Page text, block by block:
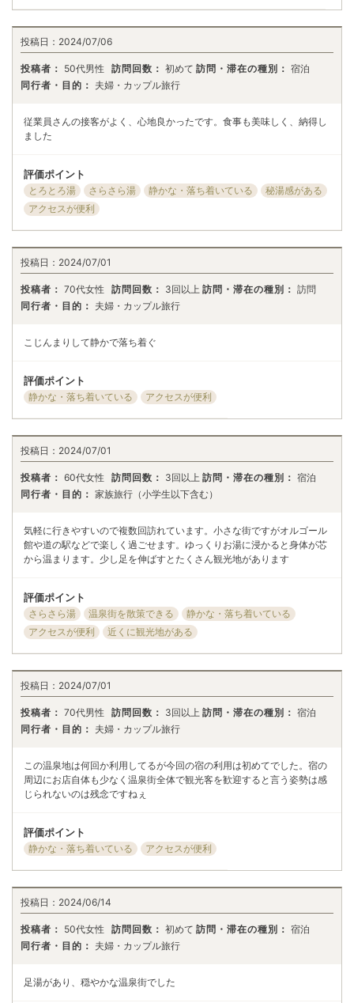
投稿日： 2024/07/06
投稿者： 50代男性 訪問回数： 初めて 訪問・滞在の種別： 宿泊
同行者・目的： 夫婦・カップル旅行
従業員さんの接客がよく、心地良かったです。食事も美味しく、納得し
ました
評価ポイント
とろとろ湯 さらさら湯 静かな・落ち着いている
秘湯感がある
アクセスが便利
投稿日： 2024/07/01
投稿者： 70代女性 訪問回数： 3回以上 訪問・滞在の種別： 訪問
同行者・目的： 夫婦・カップル旅行
こじんまりして静かで落ち着ぐ
評価ポイント
静かな・落ち着いている アクセスが便利
投稿日： 2024/07/01
投稿者： 60代女性 訪問回数： 3回以上 訪問・滞在の種別： 宿泊
同行者・目的： 家族旅行（小学生以下含む）
気軽に行きやすいので複数回訪れています。小さな街ですがオルゴール
館や道の駅などで楽しく過ごせます。ゆっくりお湯に浸かると身体が芯
から温まります。少し足を伸ばすとたくさん観光地があります
評価ポイント
さらさら湯 温泉街を散策できる
静かな・落ち着いている
アクセスが便利
近くに観光地がある
投稿日： 2024/07/01
投稿者： 70代男性 訪問回数： 3回以上 訪問・滞在の種別： 宿泊
同行者・目的： 夫婦・カップル旅行
この温泉地は何回か利用してるが今回の宿の利用は初めてでした。宿の
周辺にお店自体も少なく温泉街全体で観光客を歓迎すると言う姿勢は感
じられないのは残念ですねぇ
評価ポイント
静かな・落ち着いている アクセスが便利
投稿日： 2024/06/14
投稿者： 50代女性 訪問回数： 初めて 訪問・滞在の種別： 宿泊
同行者・目的： 夫婦・カップル旅行
足湯があり、穏やかな温泉街でした